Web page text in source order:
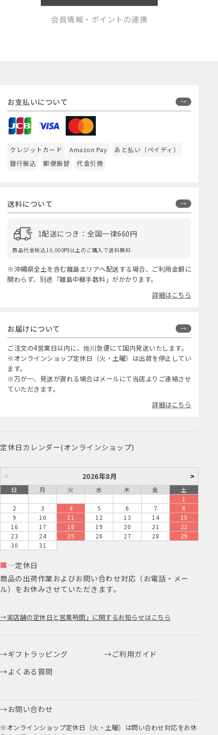
会員情報・ポイントの連携
お支払いについて
クレジットカード Amazon Pay
あと払い（ペイディ）
銀行振込
郵便振替 代金引換
送料について
1配送につき：全国一律660円
商品代金税込10,000円以上のご購入で送料無料
※沖縄県全土を含む離島エリアへ配送する場合、ご利用金額に
関わらず、別途「離島中継手数料」がかかります。
詳細はこちら
お届けについて
ご注文の4営業日以内に、佐川急便にて国内発送いたします。
※オンラインショップ定休日（火・土曜）は出荷を停止してい
ます。
※万が一、発送が遅れる場合はメールにて当店よりご連絡させ
ていただきます。
詳細はこちら
定休日カレンダー(オンラインショップ)
< 2026年8月 >
日 月 火 水 木 金
土
1
2
3 4 5 6 7
8
9
10 11 12 13 14
15
16
17 18 19 20 21
22
23
24 25 26 27 28
29
30
31
■ …定休日
商品の出荷作業およびお問い合わせ対応（お電話・メー
ル）をお休みさせていただきます。
実店舗の定休日と営業時間」に関するお知らせはこちら
ギフトラッピング
ご利用ガイド
よくある質問
お問い合わせ
※オンラインショップ定休日（火・土曜）は問い合わせ対応をお休